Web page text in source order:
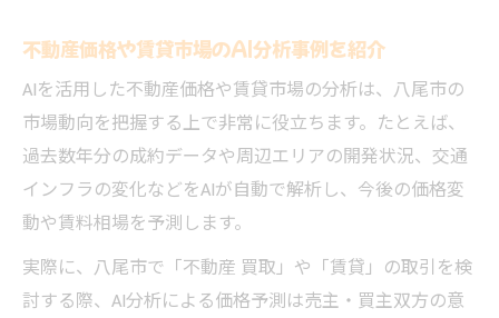
不動産価格や賃貸市場のAI分析事例を紹介
AIを活用した不動産価格や賃貸市場の分析は、八尾市の
市場動向を把握する上で非常に役立ちます。たとえば、
過去数年分の成約データや周辺エリアの開発状況、交通
インフラの変化などをAIが自動で解析し、今後の価格変
動や賃料相場を予測します。
実際に、八尾市で「不動産 買取」や「賃貸」の取引を検
討する際、AI分析による価格予測は売主・買主双方の意